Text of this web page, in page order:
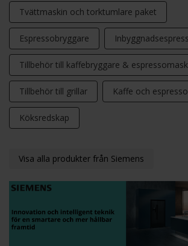
Tvättmaskin och torktumlare paket
Espressobryggare
Tillbehör till kaffebryggare &
Tillbehör till grillar Kaffe och espresso
Köksredskap
Visa alla produkter från Siemens